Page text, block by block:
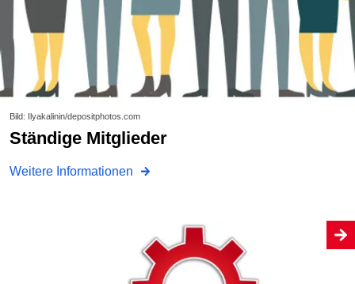
Bild: Ilyakalinin/depositphotos.com
Ständige Mitglieder
Weitere Informationen